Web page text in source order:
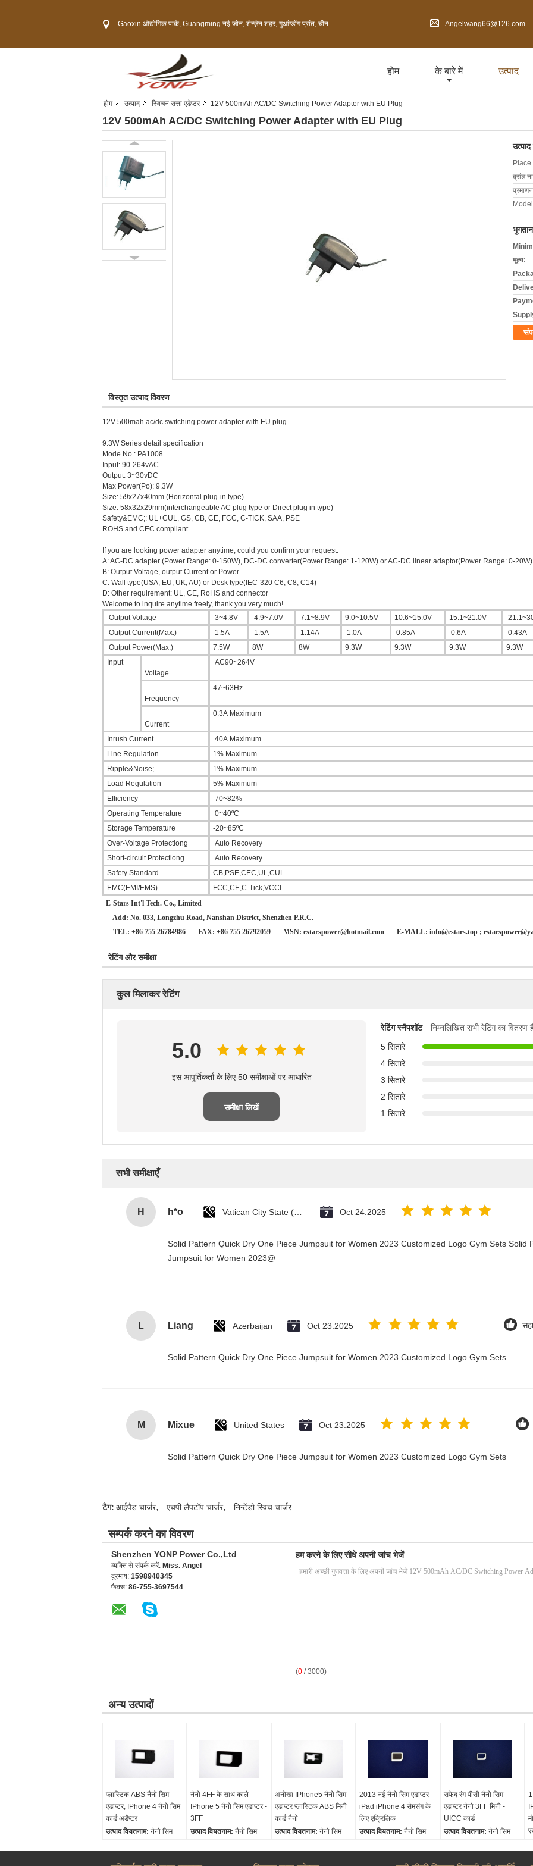
Gaoxin औद्योगिक पार्क, Guangming नई जोन, शेन्ज़ेन शहर, गुआंग्डोंग प्रांत, चीन Angelwang66@126.com
होम के बारे में उत्पाद
होम उत्पाद स्विचन सत्ता एडेप्टर 12V 500mAh AC/DC Switching Power Adapter with EU Plug
12V 500mAh AC/DC Switching Power Adapter with EU Plug
ब्रांड
मूल्य:
विस्तृत उत्पाद विवरण
12V 500mah ac/dc switching power adapter with EU plug
9.3W Series detail specification
Mode No.: PA1008
Input: 90-264vAC
Output: 3~30vDC
Max Power(Po): 9.3W
Size: 59x27x40mm (Horizontal plug-in type)
Size: 58x32x29mm(interchangeable AC plug type or Direct plug in type)
Safety&EMC;: UL+CUL, GS, CB, CE, FCC, C-TICK, SAA, PSE
ROHS and CEC compliant
If you are looking power adapter anytime, could you confirm your request:
A: AC-DC adapter (Power Range: 0-150W), DC-DC converter(Power Range: 1-120W) or AC-DC linear adaptor(Power Range: 0-
B: Output Voltage, output Current or Power
C: Wall type(USA, EU, UK, AU) or Desk type(IEC-320 C6, C8, C14)
D: Other requirement: UL, CE, RoHS and connector
Welcome to inquire anytime freely, thank you very much!
Output Voltage
3~4.8V 4.9~7.0V 7.1~8.9V 9.0~10.5V 10.6~15.0V 15.1~21.0V
Output Current(Max.)
1.5A 1.5A 1.14A 1.0A 0.85A 0.6A
0.43A
Output Power(Max.)
7.5W 8W 8W 9.3W 9.3W 9.3W
9.3W
Input
Voltage
AC90~264V
Frequency
47~63Hz
Current
0.3A Maximum
Inrush Current
40A Maximum
Line Regulation
1% Maximum
Ripple&Noise;
1% Maximum
Load Regulation
5% Maximum
Efficiency
70~82%
Operating Temperature
0~40ºC
Storage Temperature
-20~85ºC
Over-Voltage Protectiong
Auto Recovery
Short-circuit Protectiong
Auto Recovery
Safety Standard
CB,PSE,CEC,UL,CUL
EMC(EMI/EMS)
FCC,CE,C-Tick,VCCI
E-Stars Int'l Tech. Co., Limited
Add: No. 033, Longzhu Road, Nanshan District, Shenzhen P.R.C.
TEL: +86 755 26784986
FAX: +86 755 26792059 MSN: estarspower@hotmail.com E-MALL: info@estars.top ;
रेटिंग और समीक्षा
कुल मिलाकर रेटिंग
5.0
इस आपूर्तिकर्ता के लिए 50 समीक्षाओं पर आधारित
समीक्षा लिखें
रेटिंग स्नैपशॉट
निम्नलिखित सभी रेटिंग का वितरण
5 सितारे
4 सितारे
3 सितारे
2 सितारे
1 सितारे
सभी समीक्षाएँ
H h*o Oct 24.2025
Solid Pattern Quick Dry One Piece Jumpsuit for Women 2023 Customized Logo Gym Sets Solid
Jumpsuit for Women 2023@
L Liang Azerbaijan Oct 23.2025
Solid Pattern Quick Dry One Piece Jumpsuit for Women 2023 Customized Logo Gym Sets
M Mixue United States Oct 23.2025
Solid Pattern Quick Dry One Piece Jumpsuit for Women 2023 Customized Logo Gym Sets
टैग: आईपैड चार्जर, एचपी लैपटॉप चार्जर, निन्टेंडो स्विच चार्जर
सम्पर्क करने का विवरण
Shenzhen YONP Power Co.,Ltd
व्यक्ति से संपर्क करें: Miss. Angel
दूरभाष: 1598940345
फैक्स: 86-755-3697544
हम करने के लिए सीधे अपनी जांच भेजें
(0 / 3000)
अन्य उत्पादों
प्लास्टिक ABS नैनो सिम
एडाप्टर, IPhone 4 नैनो सिम
कार्ड अडैप्टर
उत्पाद वियतनाम: नैनो सिम
नैनो 4FF के साथ काले
IPhone 5 नैनो सिम एडाप्टर -
3FF
उत्पाद वियतनाम: नैनो सिम
अनोखा IPhone5 नैनो सिम
एडाप्टर प्लास्टिक ABS मिनी
कार्ड नैनो
उत्पाद वियतनाम: नैनो सिम
2013 नई नैनो सिम एडाप्टर
iPad iPhone 4 सैमसंग के
लिए एक्रिलिक
उत्पाद वियतनाम: नैनो सिम
सफेद रंग पीसी नैनो सिम
एडाप्टर नैनो 3FF मिनी -
UICC कार्ड
उत्पाद वियतनाम: नैनो सिम